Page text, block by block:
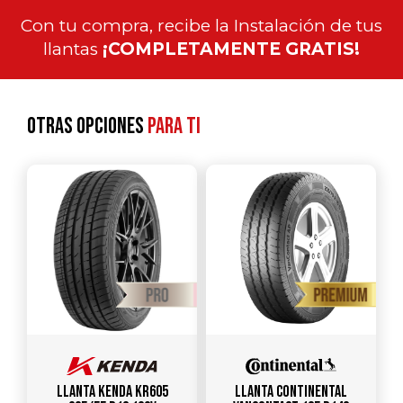
Con tu compra, recibe la Instalación de tus
llantas ¡COMPLETAMENTE GRATIS!
Otras opcionespara ti
Llanta KENDA KR605
Llanta CONTINENTAL